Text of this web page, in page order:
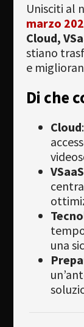
Unisciti al
marzo
Cloud,
stiano
e
Di che
Cloud
VSaaS
una